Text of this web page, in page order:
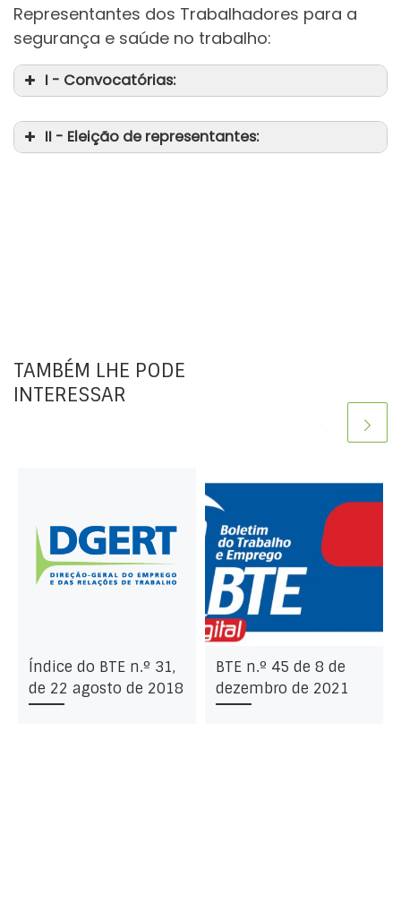
da
Representantes dos Trabalhadores para a
segurança e saúde no trabalho:
I - Convocatórias:
II - Eleição de representantes:
TAMBÉM LHE PODE
INTERESSAR
Índice do BTE n.º 31,
de 22 agosto de 2018
BTE n.º 45 de 8 de
dezembro de 2021